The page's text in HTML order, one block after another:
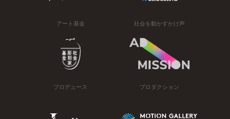
アート基金 社会を動かすかけ声
プロデュース プロダクション